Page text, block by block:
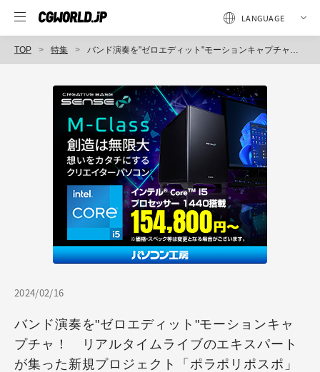
TOP 特集 バンド演奏を"ゼロエディット"モーションキャプチャ！ リアルタイムライブのエキスパートが集った新規プロジェクト「ポラポリポスポ」
2024/02/16
バンド演奏を"ゼロエディット"モーションキャ
プチャ！ リアルタイムライブのエキスパート
が集った新規プロジェクト「ポラポリポスポ」